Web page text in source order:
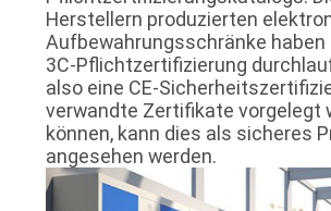
Herstellern produzierten
Aufbewahrungsschränke haben
3C-Pflichtzertifizierung
also eine CE-
verwandte Zertifikate vorgelegt
können, kann dies als sicheres
angesehen werden.